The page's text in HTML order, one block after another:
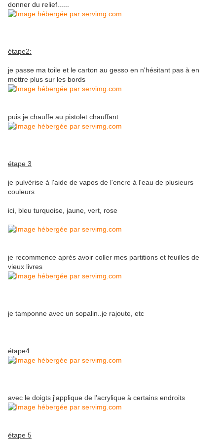
donner du relief......
étape2:
je passe ma toile et le carton au gesso en n'hésitant pas à en
mettre plus sur les bords
puis je chauffe au pistolet chauffant
étape 3
je pulvérise à l'aide de vapos de l'encre à l'eau de plusieurs
couleurs
ici, bleu turquoise, jaune, vert, rose
je recommence après avoir coller mes partitions et feuilles de
vieux livres
je tamponne avec un sopalin..je rajoute, etc
étape4
avec le doigts j'applique de l'acrylique à certains endroits
étape 5